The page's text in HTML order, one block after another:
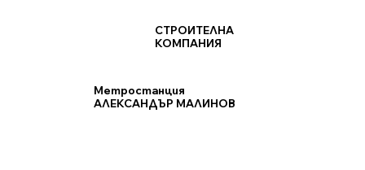
СТРОИТЕЛНА
КОМПАНИЯ
Метростанция
АЛЕКСАНДЪР МАЛИНОВ